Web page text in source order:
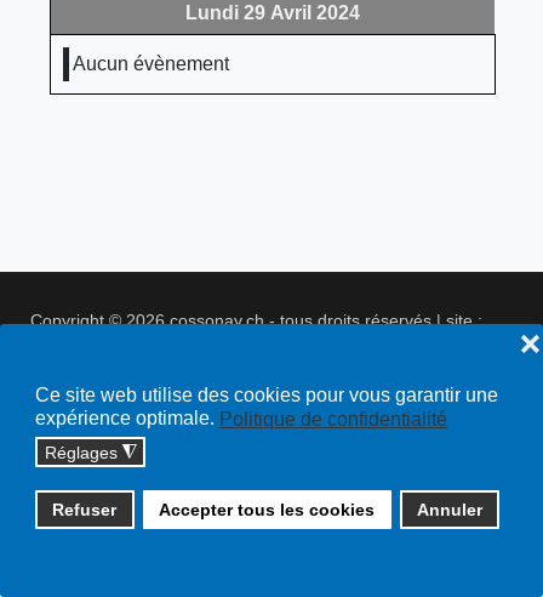
Ce site web utilise des cookies pour vous garantir une
expérience optimale. Politique de confidentialité
Réglages ◮
Refuser Accepter tous les cookies Annuler
❌
Lundi 29 Avril 2024
Aucun évènement
Copyright © 2026 cossonay.ch - tous droits réservés | site :
Plan du site